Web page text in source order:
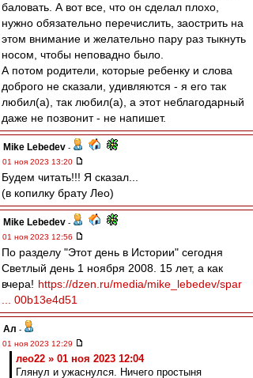
баловать. А вот все, что он сделал плохо,
нужно обязательно перечислить, заострить на
этом внимание и желательно пару раз тыкнуть
носом, чтобы неповадно было.
А потом родители, которые ребенку и слова
доброго не сказали, удивляются - я его так
любил(а), так любил(а), а этот неблагодарный
даже не позвонит - не напишет.
Mike Lebedev -
01 ноя 2023 13:20
Будем читать!!! Я сказал...
(в копилку брату Лео)
Mike Lebedev -
01 ноя 2023 12:56
По разделу "Этот день в Истории" сегодня
Светлый день 1 ноября 2008. 15 лет, а как
вчера! https://dzen.ru/media/mike_lebedev/spar
... 00b13e4d51
Ал -
01 ноя 2023 12:29
лео22 » 01 ноя 2023 12:04
Глянул и ужаснулся. Ничего простыня